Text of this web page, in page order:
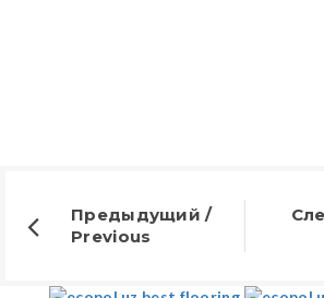
Предыдущий /
Previous